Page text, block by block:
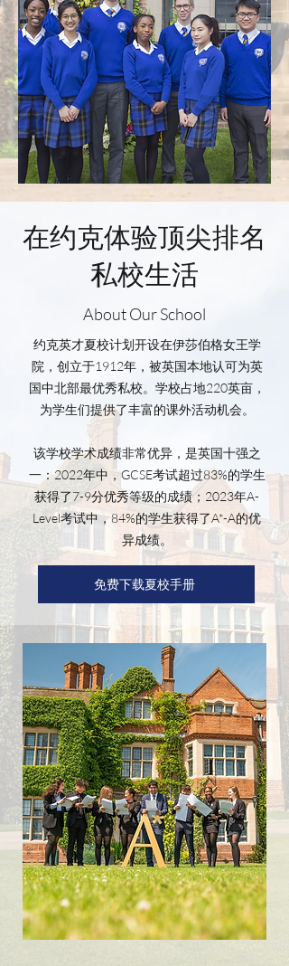
在约克体验顶尖排名
私校生活
About Our School
约克英才夏校计划开设在伊莎伯格女王学
院，创立于1912年，被英国本地认可为英
国中北部最优秀私校。学校占地220英亩，
为学生们提供了丰富的课外活动机会。
该学校学术成绩非常优异，是英国十强之
一：2022年中，GCSE考试超过83%的学生
获得了7-9分优秀等级的成绩；2023年A-
Level考试中，84%的学生获得了A*-A的优
异成绩。
免费下载夏校手册